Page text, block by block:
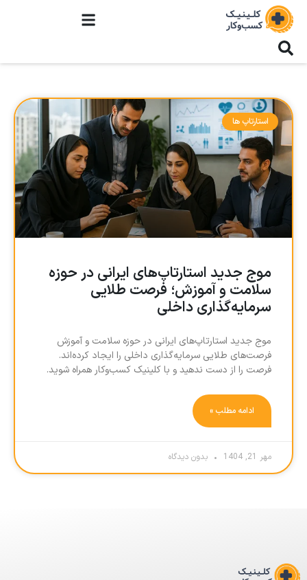
استارتاپ ها
موج جدید استارتاپ‌های ایرانی در حوزه
سلامت و آموزش؛ فرصت طلایی
سرمایه‌گذاری داخلی
موج جدید استارتاپ‌های ایرانی در حوزه سلامت و آموزش
فرصت‌های طلایی سرمایه‌گذاری داخلی را ایجاد کرده‌اند.
فرصت را از دست ندهید و با کلینیک کسب‌وکار همراه شوید.
ادامه مطلب »
مهر 21, 1404 بدون دیدگاه